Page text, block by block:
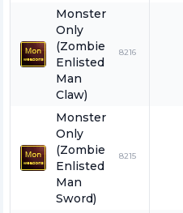
Monster
Only
(Zombie
Enlisted
Man
Claw)
8216
Monster
Only
(Zombie
Enlisted
Man
Sword)
8215